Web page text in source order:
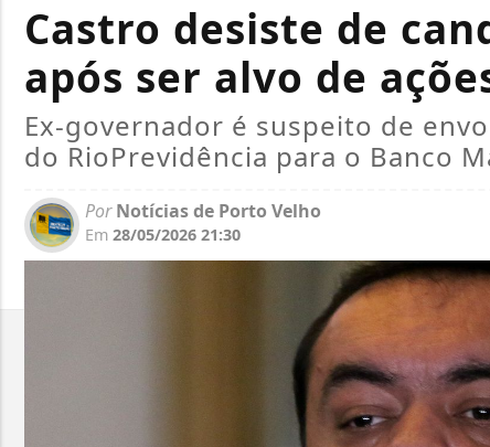
Castro desiste de
após ser alvo de
Ex-governador é suspeito de
do RioPrevidência para o Banco
PorNotícias de Porto Velho
Em 28/05/2026 21:30